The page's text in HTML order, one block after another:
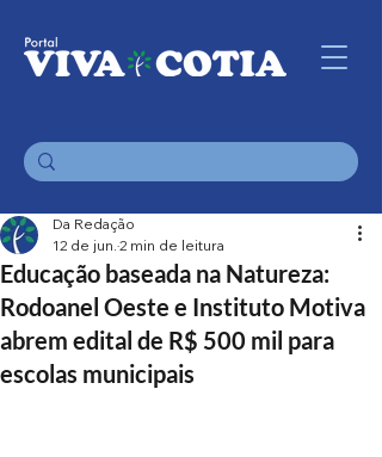
Educação baseada na Natureza:
Rodoanel Oeste e Instituto Motiva
abrem edital de R$ 500 mil para
escolas municipais
Da Redação
12 de jun. 2 min de leitura